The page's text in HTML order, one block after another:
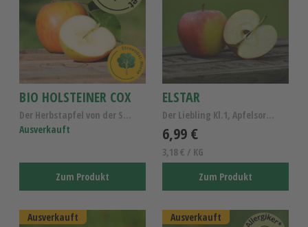
BIO HOLSTEINER COX
Der Herbstapfel von der Streuobstwiese - Bio Apfel...
Ausverkauft
Zum Produkt
ELSTAR
Der Liebling Kl.1, Apfelsorte Elstar
6,99 €
3,18 € / KG
Zum Produkt
Ausverkauft Ausverkauft